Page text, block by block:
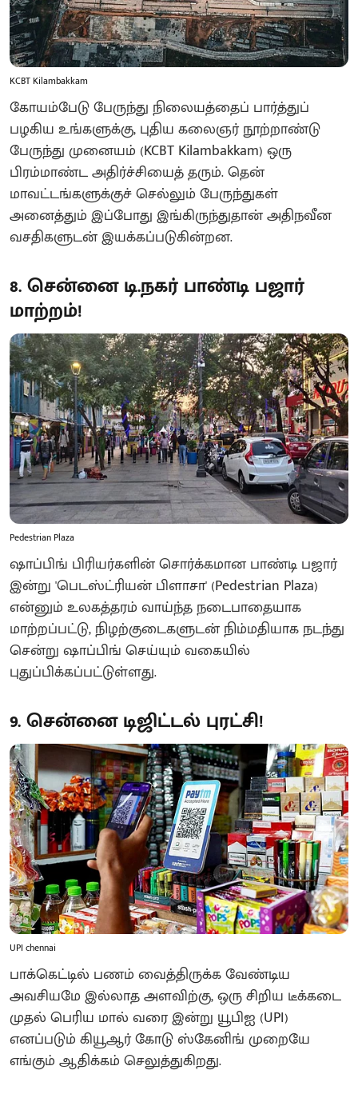
KCBT Kilambakkam
கோயம்பேடு பேருந்து நிலையத்தைப் பார்த்துப்
பழகிய உங்களுக்கு, புதிய கலைஞர் நூற்றாண்டு
பேருந்து முனையம் (KCBT Kilambakkam) ஒரு
பிரம்மாண்ட அதிர்ச்சியைத் தரும். தென்
மாவட்டங்களுக்குச் செல்லும் பேருந்துகள்
அனைத்தும் இப்போது இங்கிருந்துதான் அதிநவீன
வசதிகளுடன் இயக்கப்படுகின்றன.
8. சென்னை டி.நகர் பாண்டி பஜார்
மாற்றம்!
Pedestrian Plaza
ஷாப்பிங் பிரியர்களின் சொர்க்கமான பாண்டி பஜார்
இன்று 'பெடஸ்ட்ரியன் பிளாசா' (Pedestrian Plaza)
என்னும் உலகத்தரம் வாய்ந்த நடைபாதையாக
மாற்றப்பட்டு, நிழற்குடைகளுடன் நிம்மதியாக நடந்து
சென்று ஷாப்பிங் செய்யும் வகையில்
புதுப்பிக்கப்பட்டுள்ளது.
9. சென்னை டிஜிட்டல் புரட்சி!
UPI chennai
பாக்கெட்டில் பணம் வைத்திருக்க வேண்டிய
அவசியமே இல்லாத அளவிற்கு, ஒரு சிறிய டீக்கடை
முதல் பெரிய மால் வரை இன்று யூபிஐ (UPI)
எனப்படும் கியூஆர் கோடு ஸ்கேனிங் முறையே
எங்கும் ஆதிக்கம் செலுத்துகிறது.